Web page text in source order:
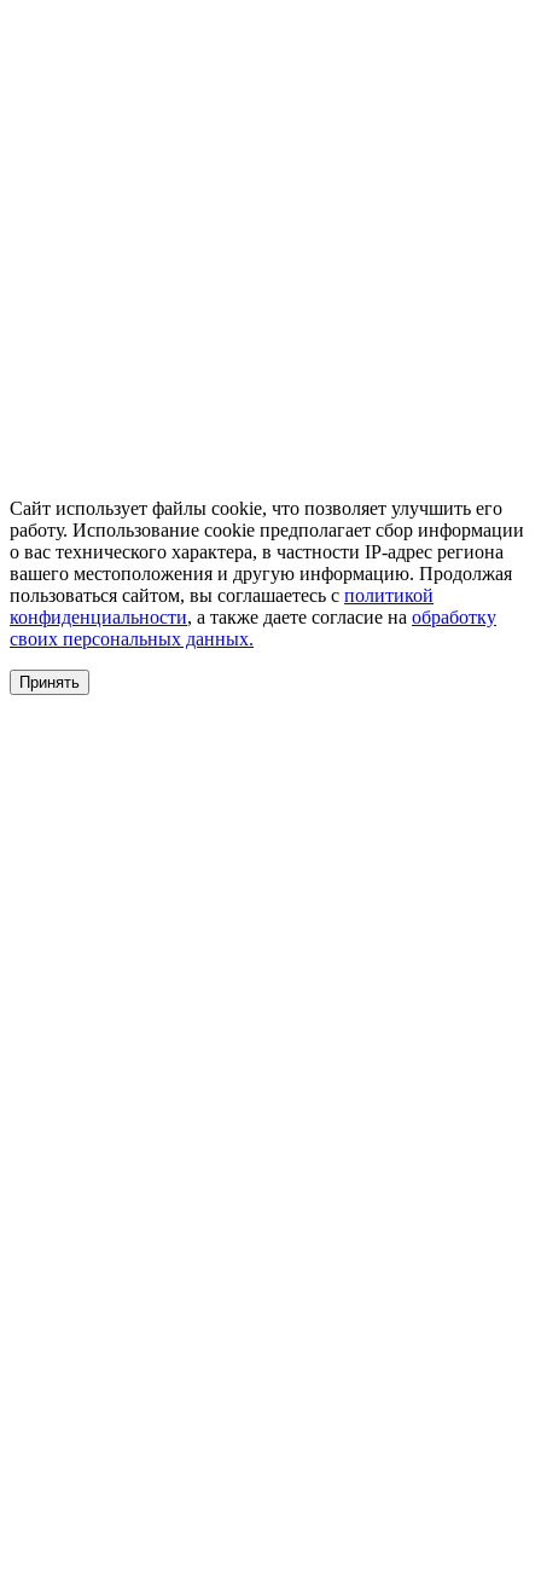
Сайт использует файлы cookie, что позволяет улучшить его
работу. Использование cookie предполагает сбор информации
о вас технического характера, в частности IP-адрес региона
вашего местоположения и другую информацию. Продолжая
пользоваться сайтом, вы соглашаетесь с политикой
конфиденциальности, а также даете согласие на обработку
своих персональных данных.
Принять